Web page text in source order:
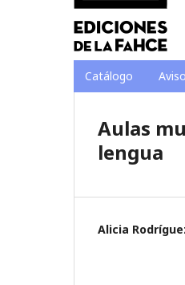
Catálogo
Aulas
lengua
Alicia